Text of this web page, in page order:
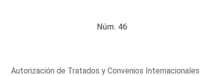
Núm. 46
Autorización de Tratados y Convenios Internacionales